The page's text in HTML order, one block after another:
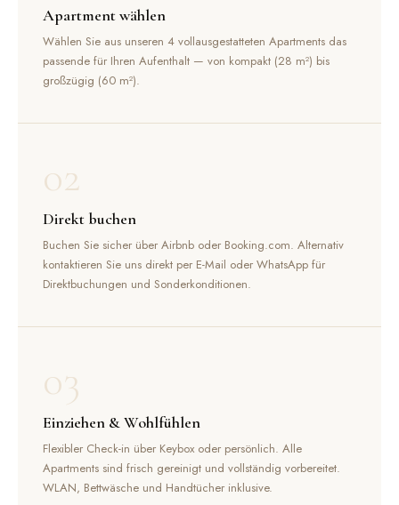
Apartment wählen
Wählen Sie aus unseren 4 vollausgestatteten Apartments das
passende für Ihren Aufenthalt — von kompakt (28 m²) bis
großzügig (60 m²).
02
Direkt buchen
Buchen Sie sicher über Airbnb oder Booking.com. Alternativ
kontaktieren Sie uns direkt per E-Mail oder WhatsApp für
Direktbuchungen und Sonderkonditionen.
03
Einziehen & Wohlfühlen
Flexibler Check-in über Keybox oder persönlich. Alle
Apartments sind frisch gereinigt und vollständig vorbereitet.
WLAN, Bettwäsche und Handtücher inklusive.